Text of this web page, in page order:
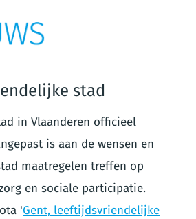
stad
in Vlaanderen officieel
is aan de wensen en
maatregelen treffen op
en sociale participatie.
'Gent, leeftijdsvriendelijke